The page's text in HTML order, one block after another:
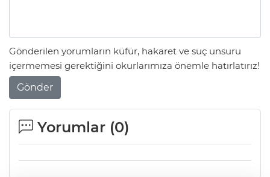
Gönderilen yorumların küfür, hakaret ve suç unsuru
içermemesi gerektiğini okurlarımıza önemle hatırlatırız!
Gönder
Yorumlar (0)